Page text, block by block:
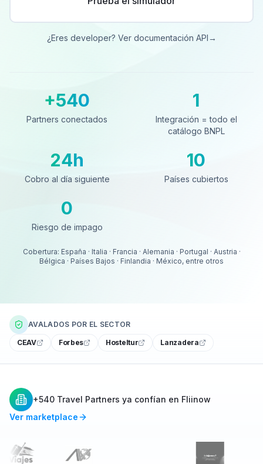
¿Eres developer? Ver documentación API→
Partners conectados
+540
Partners conectados
Integración = todo el
1
Integración = todo el
catálogo BNPL
Cobro al día siguiente
24h
Cobro al día siguiente
Países cubiertos
10
Países cubiertos
Riesgo de impago
0
Riesgo de impago
Cobertura: España · Italia · Francia · Alemania · Portugal · Austria ·
Bélgica · Países Bajos · Finlandia · México, entre otros
AVALADOS POR EL SECTOR
CEAV Forbes Hosteltur Lanzadera
+540 Travel Partners ya confían en Fliinow
Ver marketplace